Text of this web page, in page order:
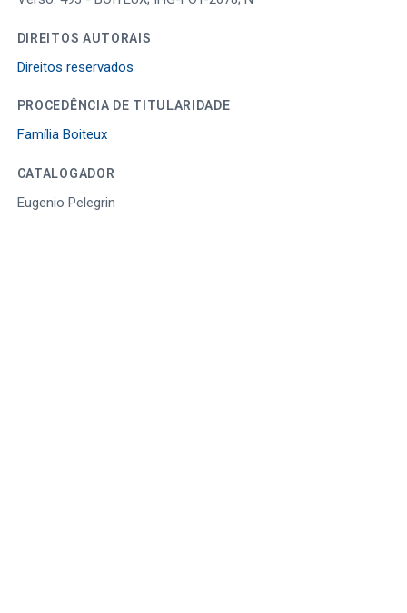
DIREITOS AUTORAIS
Direitos reservados
PROCEDÊNCIA DE TITULARIDADE
Família Boiteux
CATALOGADOR
Eugenio Pelegrin